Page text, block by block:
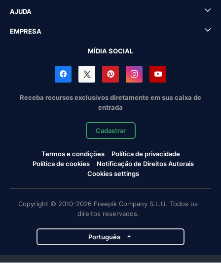
AJUDA
EMPRESA
MÍDIA SOCIAL
Receba recursos exclusivos diretamente em sua caixa de
entrada
Cadastrar
Termos e condições
Política de privacidade
Política de cookies
Notificação de Direitos Autorais
Cookies settings
Copyright © 2010-2026 Freepik Company S.L.U. Todos os
direitos reservados.
Português